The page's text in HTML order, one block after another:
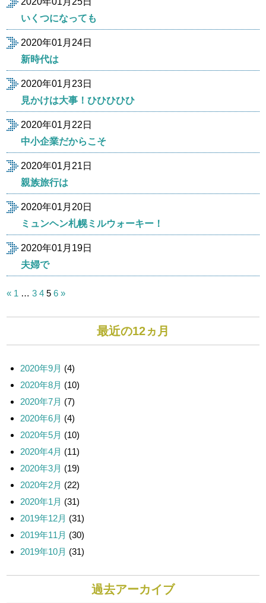
いくつになっても
2020年01月24日
新時代は
2020年01月23日
見かけは大事！ひひひひひ
2020年01月22日
中小企業だからこそ
2020年01月21日
親族旅行は
2020年01月20日
ミュンヘン札幌ミルウォーキー！
2020年01月19日
夫婦で
投
の
送
« 1 … 3 4 5 6 »
最近の12ヵ月
2020年9月 (4)
2020年8月 (10)
2020年7月 (7)
2020年6月 (4)
2020年5月 (10)
2020年4月 (11)
2020年3月 (19)
2020年2月 (22)
2020年1月 (31)
2019年12月 (31)
2019年11月 (30)
2019年10月 (31)
過去アーカイブ